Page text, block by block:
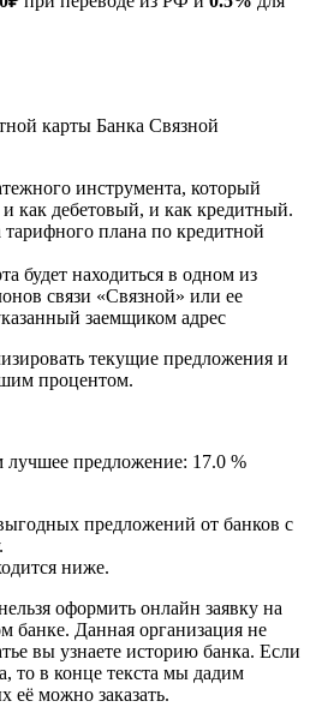
карты Банка Связной
инструмента, который
как дебетовый, и как кредитный.
плана по кредитной
будет находиться в одном из
связи «Связной» или ее
заемщиком адрес
текущие предложения и
процентом.
предложение: 17.0 %
предложений от банков с
ниже.
оформить онлайн заявку на
банке. Данная организация не
вы узнаете историю банка. Если
то в конце текста мы дадим
её можно заказать.